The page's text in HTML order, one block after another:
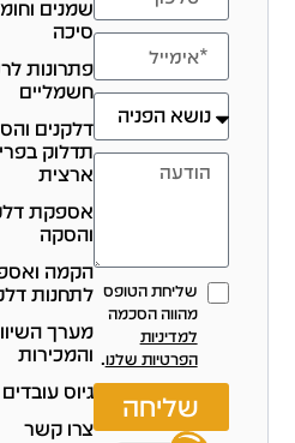
שליחת הטופס
מהווה הסכמה
למדיניות
הפרטיות שלנו.
שליחה
שמנים וחומרי
סיכה
פתרונות לרכבים
חשמליים
דלקנים והסדרי
תדלוק בפריסה
ארצית
אספקת דלקים
והסקה
הקמה ואספקה
לתחנות דלק
מערך השיווק
והמכירות
גיוס עובדים
צרו קשר